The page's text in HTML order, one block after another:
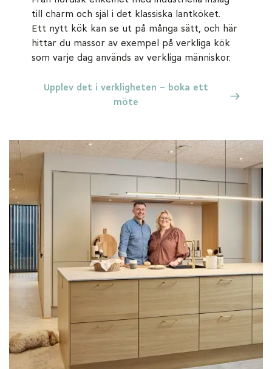
till charm och själ i det klassiska lantköket.
Ett nytt kök kan se ut på många sätt, och här
hittar du massor av exempel på verkliga kök
som varje dag används av verkliga människor.
Upplev det i verkligheten – boka ett
möte